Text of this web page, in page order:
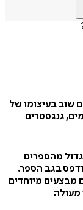
שוב בעיצומו של
גנגסטרים
מהספרים
בגב הספר.
מבצעים מיוחדים
מעולה